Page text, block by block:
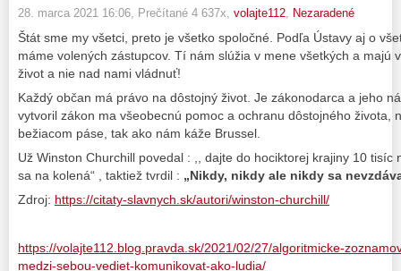
28. marca 2021 16:06 , Prečítané 4 637x, volajte112 Nezaradené
Štát sme my všetci, preto je všetko spoločné. Podľa Ústavy aj o
máme volených zástupcov. Tí nám slúžia v mene všetkých a majú
život a nie nad nami vládnuť!
Každý občan má právo na dôstojný život. Je zákonodarca a jeho
vytvoril zákon ma všeobecnú pomoc a ochranu dôstojného života,
bežiacom páse, tak ako nám káže Brussel.
Už Winston Churchill povedal : ,, dajte do hociktorej krajiny 10 tisíc
sa na kolená“ , taktiež tvrdil : „Nikdy, nikdy ale nikdy sa
Zdroj: https://citaty-slavnych.sk/autori/winston-churchill/
https://volajte112.blog.pravda.sk/2021/02/27/algoritmicke-
medzi-sebou-vediet-komunikovat-ako-ludia/